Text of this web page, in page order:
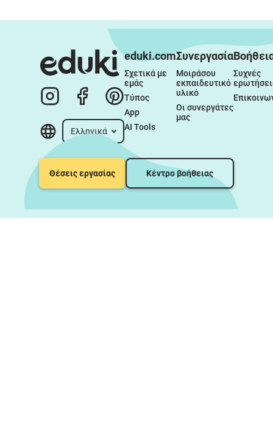
Ελληνικά
eduki.com
Σχετικά με
εμάς
Τύπος
App
AI Tools
Συνεργασία
Μοιράσου
εκπαιδευτικό
υλικό
Οι συνεργάτες
μας
Συχνές
Θέσεις εργασίας Κέντρο βοήθειας